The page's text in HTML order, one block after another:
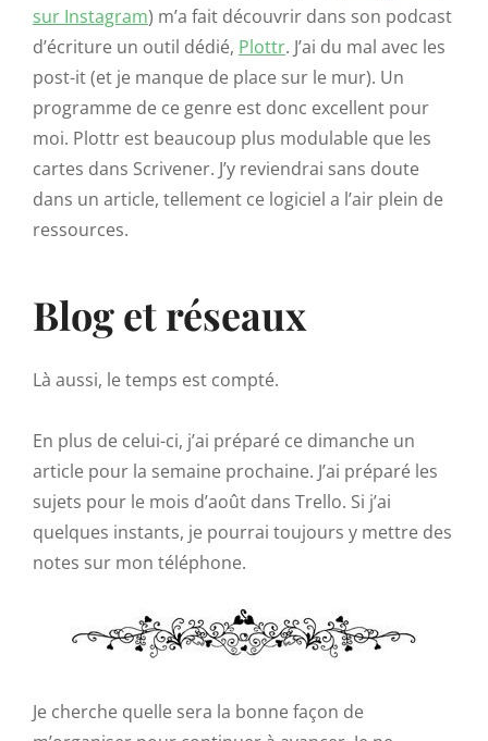
sur Instagram) m’a fait découvrir dans son podcast
d’écriture un outil dédié, Plottr. J’ai du mal avec les
post-it (et je manque de place sur le mur). Un
programme de ce genre est donc excellent pour
moi. Plottr est beaucoup plus modulable que les
cartes dans Scrivener. J’y reviendrai sans doute
dans un article, tellement ce logiciel a l’air plein de
ressources.
Blog et réseaux
Là aussi, le temps est compté.
En plus de celui-ci, j’ai préparé ce dimanche un
article pour la semaine prochaine. J’ai préparé les
sujets pour le mois d’août dans Trello. Si j’ai
quelques instants, je pourrai toujours y mettre des
notes sur mon téléphone.
Je cherche quelle sera la bonne façon de